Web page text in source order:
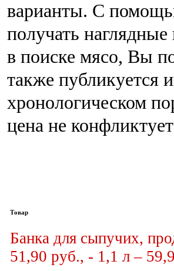
варианты. С
получать
в поиске мясо, Вы
также публикуется
хронологическом
цена не
Товар
Банка для сыпучих,
51,90 руб., - 1,1 л –